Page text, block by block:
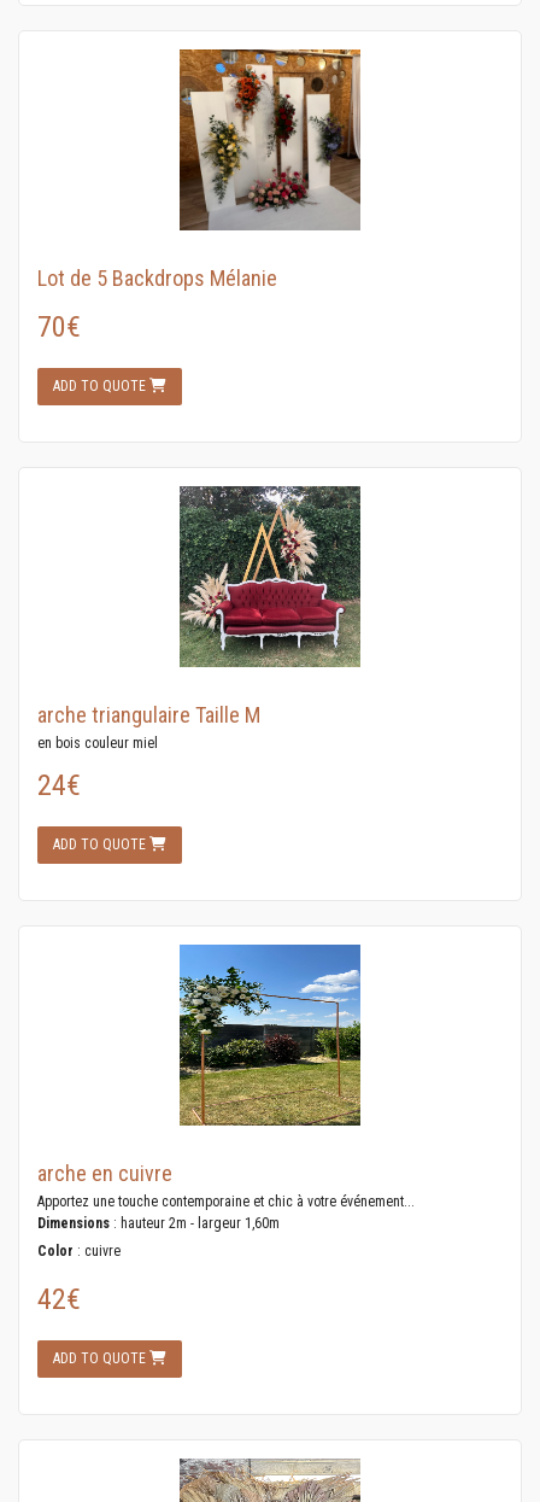
Lot de 5 Backdrops Mélanie
70€
ADD TO QUOTE
arche triangulaire Taille M
en bois couleur miel
24€
ADD TO QUOTE
arche en cuivre
Apportez une touche contemporaine et chic à votre événement...
Dimensions : hauteur 2m - largeur 1,60m
Color : cuivre
42€
ADD TO QUOTE